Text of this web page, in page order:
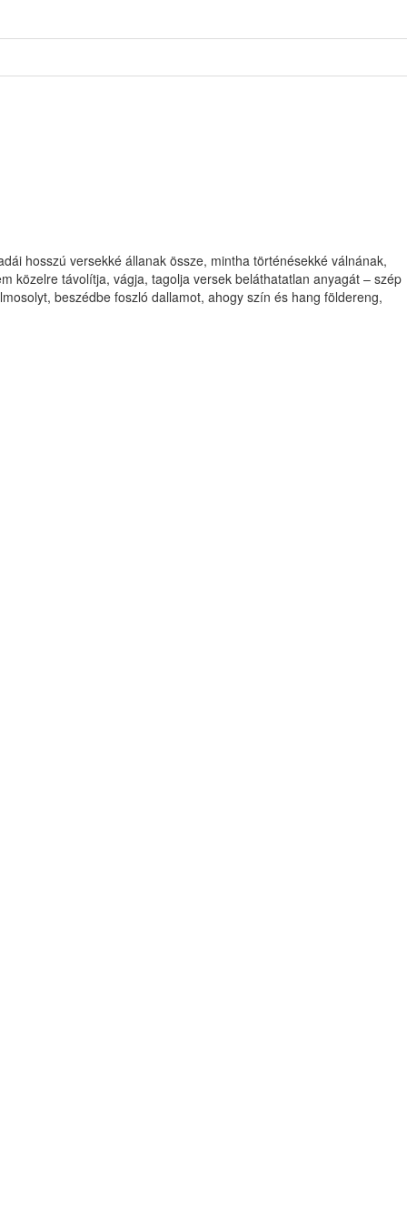
hosszú versekké állanak össze, mintha történésekké válnának,
közelre távolítja, vágja, tagolja versek beláthatatlan anyagát – szép
beszédbe foszló dallamot, ahogy szín és hang földereng,